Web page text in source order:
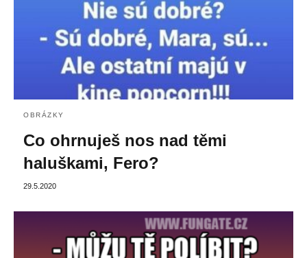
OBRÁZKY
Co ohrnuješ nos nad těmi
haluškami, Fero?
29.5.2020